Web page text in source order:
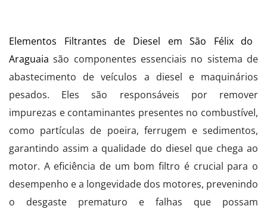
Elementos Filtrantes de Diesel em São Félix do
Araguaia são componentes essenciais no sistema de
abastecimento de veículos a diesel e maquinários
pesados. Eles são responsáveis por remover
impurezas e contaminantes presentes no combustível,
como partículas de poeira, ferrugem e sedimentos,
garantindo assim a qualidade do diesel que chega ao
motor. A eficiência de um bom filtro é crucial para o
desempenho e a longevidade dos motores, prevenindo
o desgaste prematuro e falhas que possam